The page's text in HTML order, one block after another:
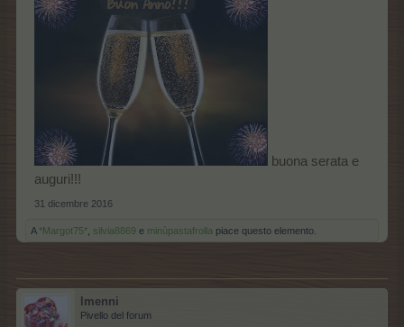
buona serata e
auguri!!!
31 dicembre 2016
A *Margot75* silvia8869 e minùpastafrolla piace questo elemento.
lmenni
Pivello del forum